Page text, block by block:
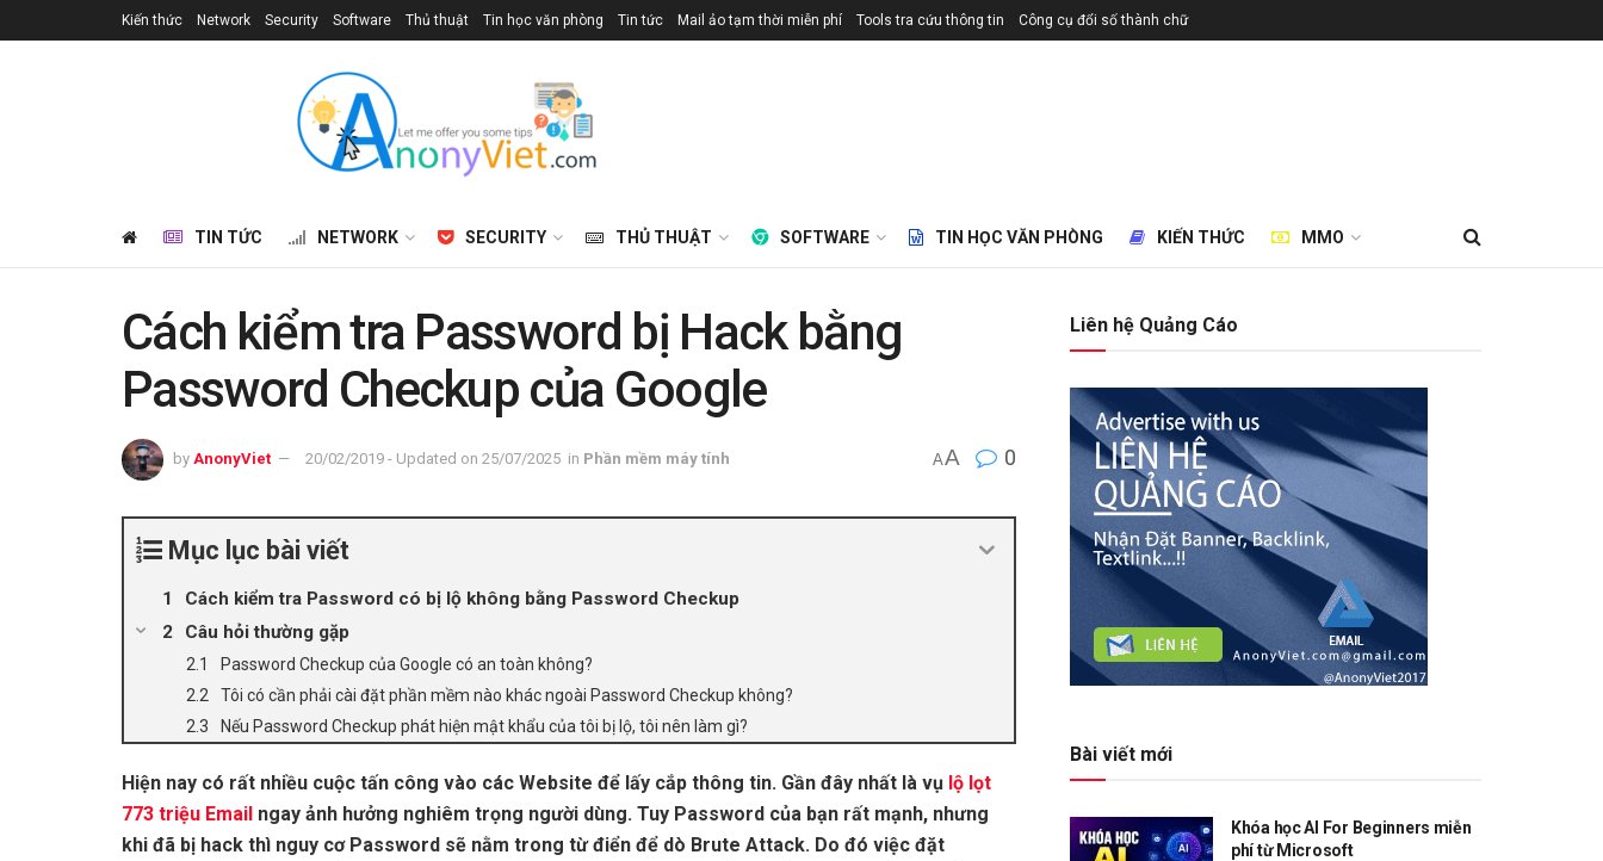
Kiến thức Network Security Software Thủ thuật Tin học văn phòng Tin tức Mail ảo tạm thời miễn phí Tools tra cứu thông tin Công cụ đổi số thành chữ
TIN TỨC NETWORK SECURITY THỦ THUẬT SOFTWARE TIN HỌC VĂN PHÒNG KIẾN THỨC MMO
Cách kiểm tra Password bị Hack bằng
Password Checkup của Google
by AnonyViet 20/02/2019 - Updated on 25/07/2025 in Phần mềm máy tính AA 0
Mục lục bài viết
Cách kiểm tra Password có bị lộ không bằng Password Checkup
Câu hỏi thường gặp
Password Checkup của Google có an toàn không?
Tôi có cần phải cài đặt phần mềm nào khác ngoài Password Checkup không?
Nếu Password Checkup phát hiện mật khẩu của tôi bị lộ, tôi nên làm gì?
Hiện nay có rất nhiều cuộc tấn công vào các Website để lấy cắp thông tin. Gần đây nhất là vụ lộ lọt
773 triệu Email ngay ảnh hưởng nghiêm trọng người dùng. Tuy Password của bạn rất mạnh, nhưng
khi đã bị hack thì nguy cơ Password sẽ nằm trong từ điển để dò Brute Attack. Do đó việc đặt
Liên hệ Quảng Cáo
Bài viết mới
Khóa học AI For Beginners miễn
phí từ Microsoft